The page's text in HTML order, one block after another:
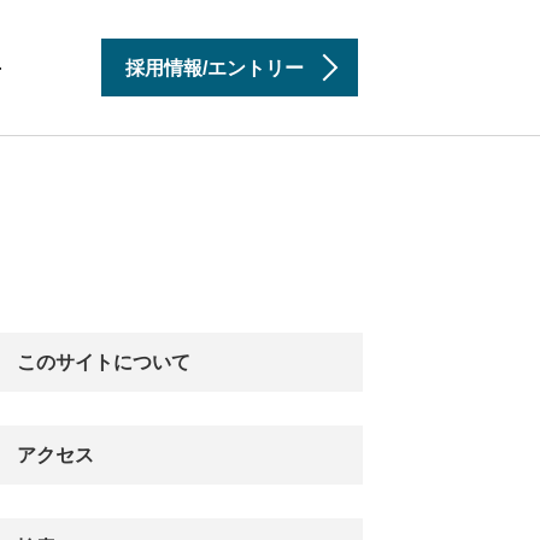
採用情報/エントリー
このサイトについて
アクセス